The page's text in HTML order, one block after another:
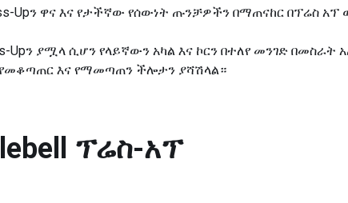
Upን ዋና እና የታችኛው የሰውነት ጡንቻዎችን በማጠናከር በፕሬስ
Upን ያሟላ ሲሆን የላይኛውን አካል እና ኮርን በተለየ መንገድ በመስራት
የመቆጣጠር እና የማመጣጠን ችሎታን ያሻሽላል።
ፕሬስ-አፕ